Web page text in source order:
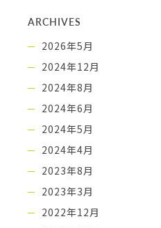
ARCHIVES
2026年5月
2024年12月
2024年8月
2024年6月
2024年5月
2024年4月
2023年8月
2023年3月
2022年12月